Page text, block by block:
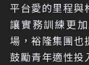
平台愛的里程與
讓實務訓練更
場，裕隆集團也
鼓勵青年適性投